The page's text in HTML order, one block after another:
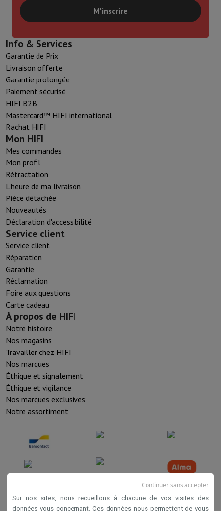
M'inscrire
Info & Services
Garantie de Prix
Livraison offerte
Garantie prolongée
Paiement sécurisé
HIFI B2B
Mastercard™ HIFI international
Rachat HIFI
Mon HIFI
Mes commandes
Mon profil
Rétractation
L'heure de ma livraison
Pièce détachée
Nouveautés
Déclaration d'accessibilité
Service client
Service client
Réparation
Garantie
Réclamation
Foire aux questions
Carte cadeau
À propos de HIFI
Notre histoire
Nos magasins
Travailler chez HIFI
Nos marques
Éthique et signalement
Éthique et vigilance
Nos marques exclusives
Notre assortiment
Sur nos sites, nous recueillons à chacune de vos visites des
données vous concernant. Ces données nous permettent de vous
Continuer sans accepter